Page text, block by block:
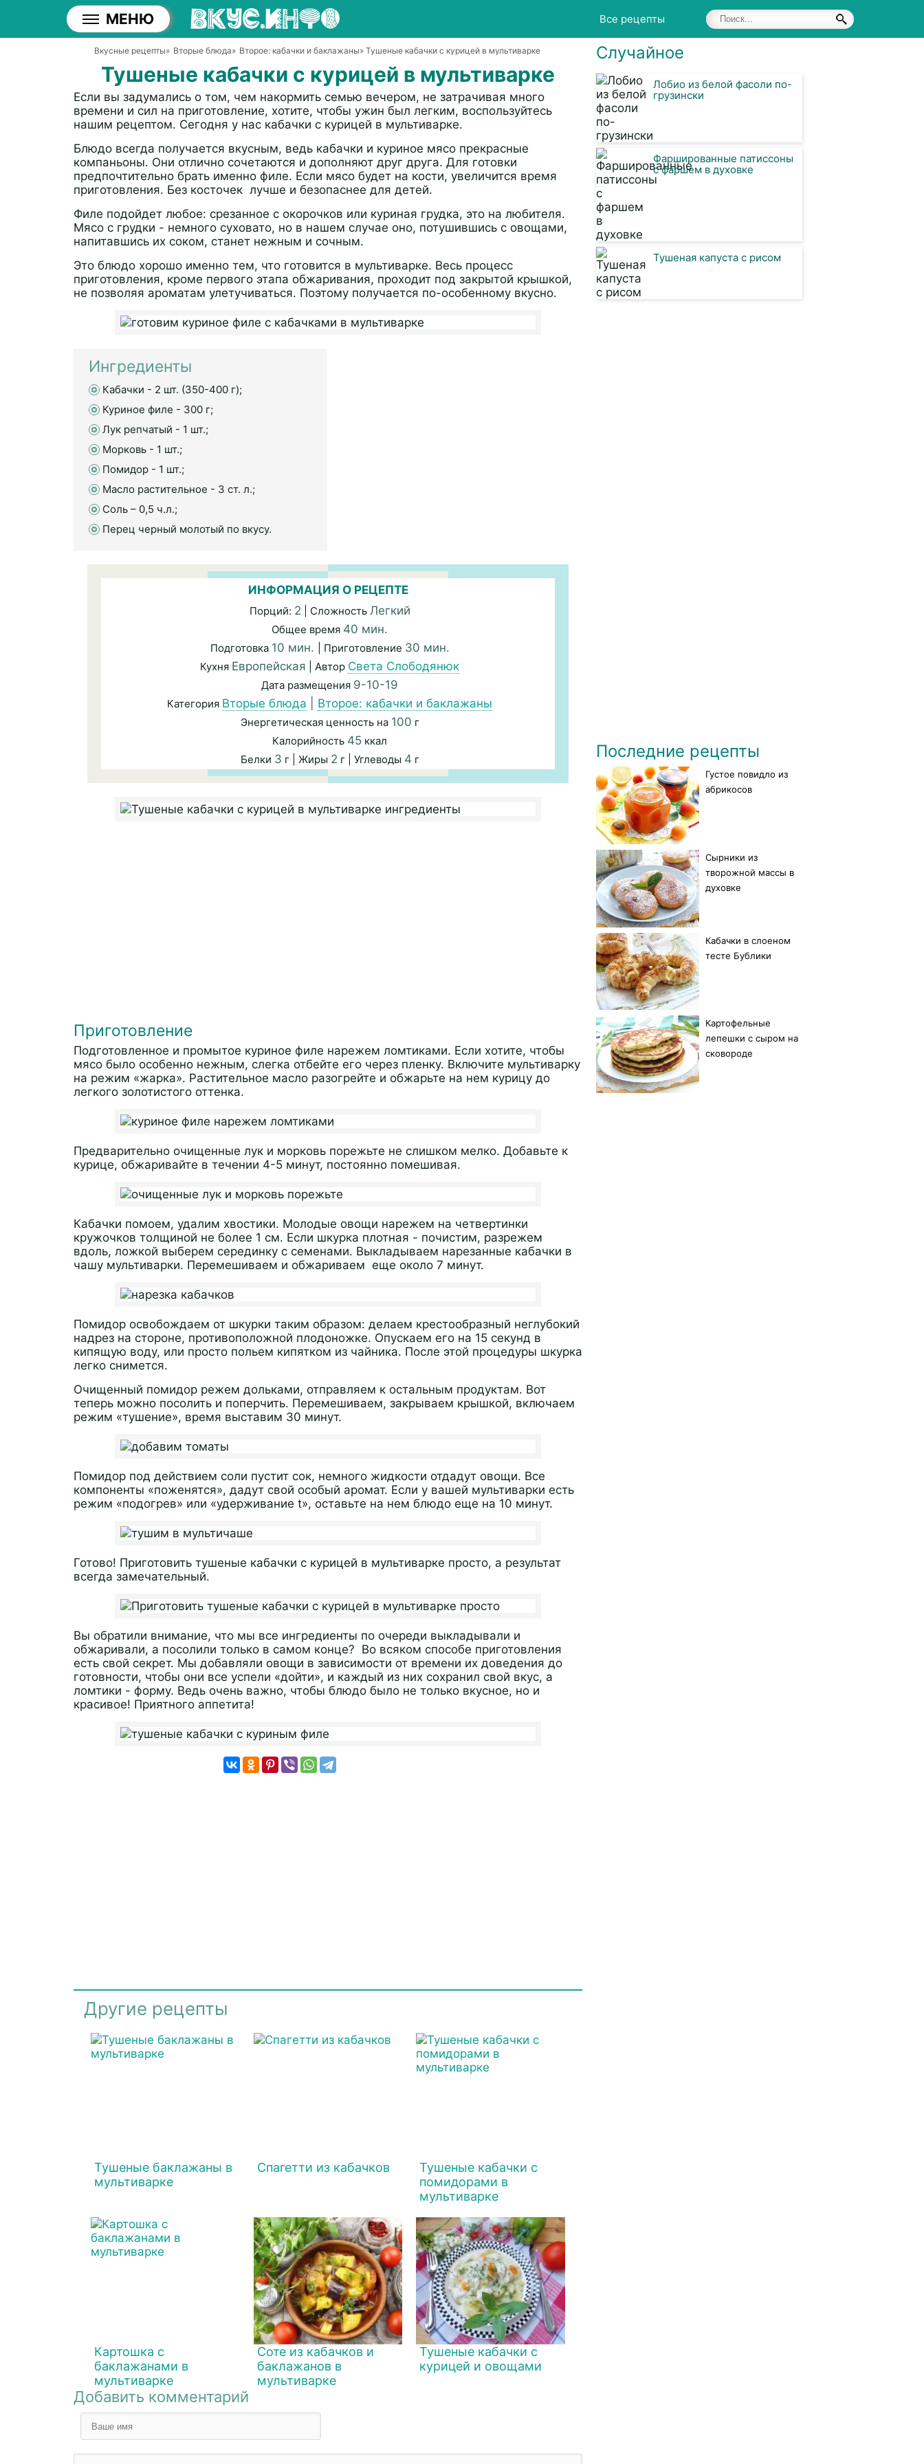
МЕНЮ Все рецепты
Вкусные рецепты» Вторые блюда» Второе: кабачки и баклажаны» Тушеные кабачки с курицей в мультиварке
Тушеные кабачки с курицей в мультиварке
Если вы задумались о том, чем накормить семью вечером, не затрачивая много
времени и сил на приготовление, хотите, чтобы ужин был легким, воспользуйтесь
нашим рецептом. Сегодня у нас кабачки с курицей в мультиварке.
Блюдо всегда получается вкусным, ведь кабачки и куриное мясо прекрасные
компаньоны. Они отлично сочетаются и дополняют друг друга. Для готовки
предпочтительно брать именно филе. Если мясо будет на кости, увеличится время
приготовления. Без косточек лучше и безопаснее для детей.
Филе подойдет любое: срезанное с окорочков или куриная грудка, это на любителя.
Мясо с грудки - немного суховато, но в нашем случае оно, потушившись с овощами,
напитавшись их соком, станет нежным и сочным.
Это блюдо хорошо именно тем, что готовится в мультиварке. Весь процесс
приготовления, кроме первого этапа обжаривания, проходит под закрытой крышкой,
не позволяя ароматам улетучиваться. Поэтому получается по-особенному вкусно.
Ингредиенты
Кабачки - 2 шт. (350-400 г);
Куриное филе - 300 г;
Лук репчатый - 1 шт.;
Морковь - 1 шт.;
Помидор - 1 шт.;
Масло растительное - 3 ст. л.;
Соль – 0,5 ч.л.;
Перец черный молотый по вкусу.
ИНФОРМАЦИЯ О РЕЦЕПТЕ
Порций: 2 | Сложность Легкий
Общее время 40 мин.
Подготовка 10 мин. | Приготовление 30 мин.
Кухня Европейская | Автор Света Слободянюк
Дата размещения 9-10-19
Категория Вторые блюда Второе: кабачки и баклажаны
Энергетическая ценность на 100 г
Калорийность 45 ккал
Белки 3 г | Жиры 2 г | Углеводы 4 г
Приготовление
Подготовленное и промытое куриное филе нарежем ломтиками. Если хотите, чтобы
мясо было особенно нежным, слегка отбейте его через пленку. Включите мультиварку
на режим «жарка». Растительное масло разогрейте и обжарьте на нем курицу до
легкого золотистого оттенка.
Предварительно очищенные лук и морковь порежьте не слишком мелко. Добавьте к
курице, обжаривайте в течении 4-5 минут, постоянно помешивая.
Кабачки помоем, удалим хвостики. Молодые овощи нарежем на четвертинки
кружочков толщиной не более 1 см. Если шкурка плотная - почистим, разрежем
вдоль, ложкой выберем серединку с семенами. Выкладываем нарезанные кабачки в
чашу мультиварки. Перемешиваем и обжариваем еще около 7 минут.
Помидор освобождаем от шкурки таким образом: делаем крестообразный неглубокий
надрез на стороне, противоположной плодоножке. Опускаем его на 15 секунд в
кипящую воду, или просто польем кипятком из чайника. После этой процедуры шкурка
легко снимется.
Очищенный помидор режем дольками, отправляем к остальным продуктам. Вот
теперь можно посолить и поперчить. Перемешиваем, закрываем крышкой, включаем
режим «тушение», время выставим 30 минут.
Помидор под действием соли пустит сок, немного жидкости отдадут овощи. Все
компоненты «поженятся», дадут свой особый аромат. Если у вашей мультиварки есть
режим «подогрев» или «удерживание t», оставьте на нем блюдо еще на 10 минут.
Готово! Приготовить тушеные кабачки с курицей в мультиварке просто, а результат
всегда замечательный.
Вы обратили внимание, что мы все ингредиенты по очереди выкладывали и
обжаривали, а посолили только в самом конце? Во всяком способе приготовления
есть свой секрет. Мы добавляли овощи в зависимости от времени их доведения до
готовности, чтобы они все успели «дойти», и каждый из них сохранил свой вкус, а
ломтики - форму. Ведь очень важно, чтобы блюдо было не только вкусное, но и
красивое! Приятного аппетита!
Другие рецепты
Тушеные баклажаны в
мультиварке
Спагетти из кабачков
Тушеные кабачки с
помидорами в
мультиварке
Картошка с
баклажанами в
мультиварке
Соте из кабачков и
баклажанов в
мультиварке
Тушеные кабачки с
курицей и овощами
Добавить комментарий
Случайное
Лобио из белой фасоли по-
грузински
Фаршированные патиссоны
с фаршем в духовке
Тушеная капуста с рисом
Последние рецепты
Густое повидло из
абрикосов
Сырники из
творожной массы в
духовке
Кабачки в слоеном
тесте Бублики
Картофельные
лепешки с сыром на
сковороде